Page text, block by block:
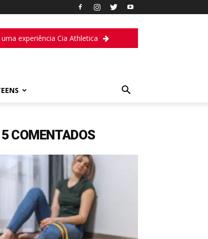
experiência Cia Athletica
COMENTADOS